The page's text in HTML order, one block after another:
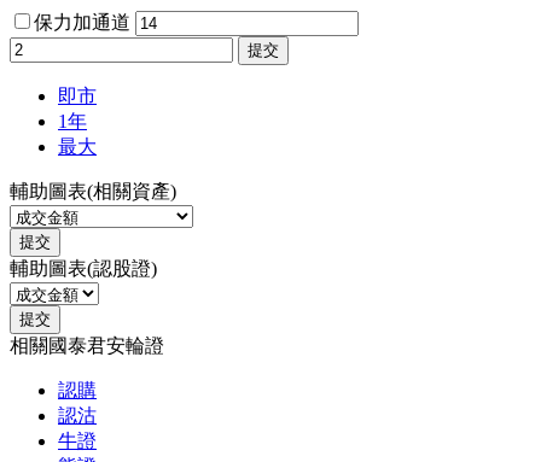
保力加通道
提交
即市
1年
最大
輔助圖表(相關資產)
提交
輔助圖表(認股證)
提交
相關國泰君安輪證
認購
認沽
牛證